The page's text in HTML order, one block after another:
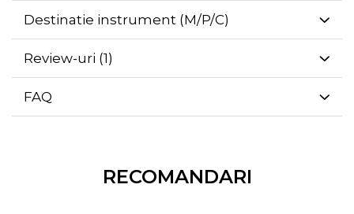
Destinatie instrument (M/P/C)
Review-uri (1)
FAQ
RECOMANDARI